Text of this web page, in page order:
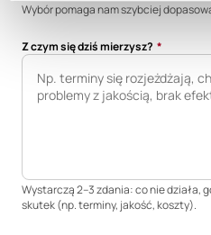
Wybór pomaga nam szybciej
Z czym się dziś mierzysz? *
Wystarczą 2–3 zdania: co nie działa,
skutek (np. terminy, jakość, koszty).